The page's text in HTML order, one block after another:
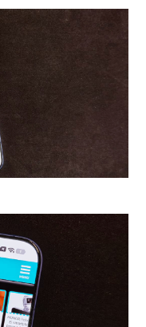
gestos y
y una
que
para